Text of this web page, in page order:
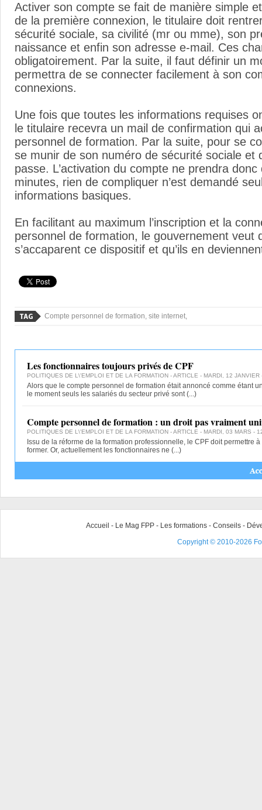
Activer son compte se fait de manière simple
de la première connexion, le titulaire doit
sécurité sociale, sa civilité (mr ou mme), son
naissance et enfin son adresse e-mail. Ces
obligatoirement. Par la suite, il faut définir un
permettra de se connecter facilement à son
connexions.
Une fois que toutes les informations requises
le titulaire recevra un mail de confirmation qui
personnel de formation. Par la suite, pour se
se munir de son numéro de sécurité sociale et
passe. L’activation du compte ne prendra donc
minutes, rien de compliquer n’est demandé
informations basiques.
En facilitant au maximum l’inscription et la
personnel de formation, le gouvernement veut
s’accaparent ce dispositif et qu’ils en
Compte personnel de formation, site internet,
Les fonctionnaires toujours privés de CPF
POLITIQUES DE L\'EMPLOI ET DE LA FORMATION - ARTICLE - MARDI, 12 JANVIER
Alors que le compte personnel de formation était annoncé comme étant
le moment seuls les salariés du secteur privé sont(...)
Compte personnel de formation : un droit pas vraiment
POLITIQUES DE L\'EMPLOI ET DE LA FORMATION - ARTICLE - MARDI, 03 MARS -
Issu de la réforme de la formation professionnelle, le CPF doit permettre
former. Or, actuellement les fonctionnaires ne (...)
Accueil - Le Mag FPP - Les formations - Conseils -
Copyright © 2010-2026